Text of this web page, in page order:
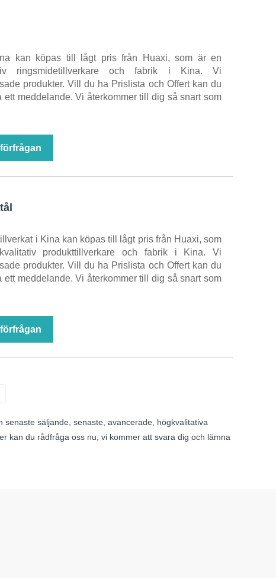
kan köpas till lågt pris från Huaxi, som är en
ringsmidetillverkare och fabrik i Kina. Vi
produkter. Vill du ha Prislista och Offert kan du
ett meddelande. Vi återkommer till dig så snart som
i Kina kan köpas till lågt pris från Huaxi, som
produkttillverkare och fabrik i Kina. Vi
produkter. Vill du ha Prislista och Offert kan du
ett meddelande. Vi återkommer till dig så snart som
säljande, senaste, avancerade, högkvalitativa
kan du rådfråga oss nu, vi kommer att svara dig och lämna